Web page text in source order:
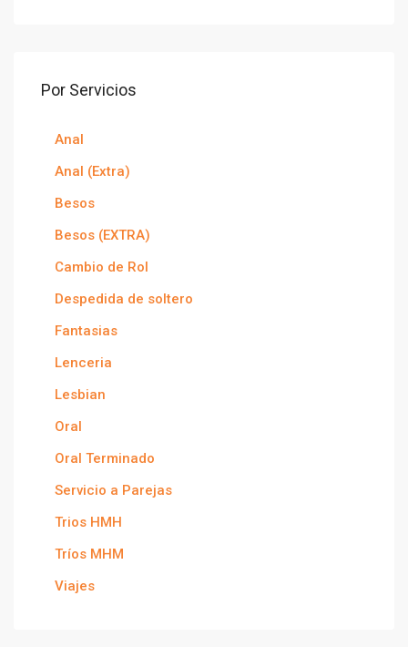
Por Servicios
Anal
Anal (Extra)
Besos
Besos (EXTRA)
Cambio de Rol
Despedida de soltero
Fantasias
Lenceria
Lesbian
Oral
Oral Terminado
Servicio a Parejas
Trios HMH
Tríos MHM
Viajes